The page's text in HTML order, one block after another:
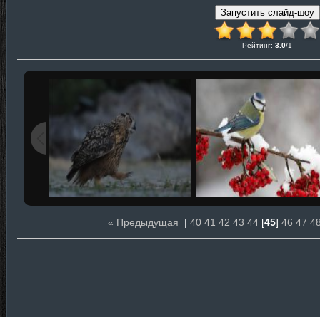
Рейтинг: 3.0/1
« Предыдущая | 40 41 42 43 44[45] 46 47